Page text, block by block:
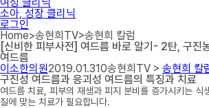
소아, 성장 클리닉
로그인
Home>송현희TV>송현희 칼럼
[신비한 피부사전] 여드름 바로 알기- 2탄, 구진
여드름
이소한의원2019.01.310송현희TV > 송현희 칼
구진성 여드름과 응괴성 여드름의 특징과 치료
여드름 치료, 피부의 재생과 피지 분비를 증가시키는 식
질에 맞는 치료가 필요합니다.